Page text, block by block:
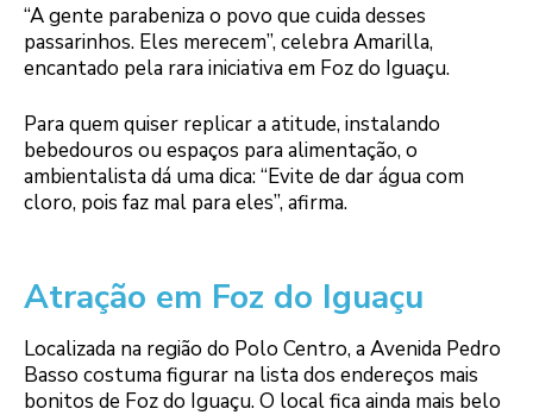
“A gente parabeniza o povo que cuida desses
passarinhos. Eles merecem”, celebra Amarilla,
encantado pela rara iniciativa em Foz do Iguaçu.
Para quem quiser replicar a atitude, instalando
bebedouros ou espaços para alimentação, o
ambientalista dá uma dica: “Evite de dar água com
cloro, pois faz mal para eles”, afirma.
Atração em Foz do Iguaçu
Localizada na região do Polo Centro, a Avenida Pedro
Basso costuma figurar na lista dos endereços mais
bonitos de Foz do Iguaçu. O local fica ainda mais belo